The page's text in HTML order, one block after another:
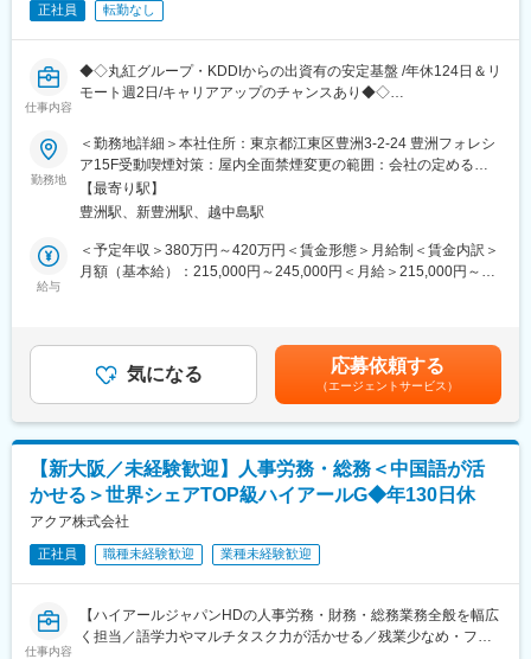
■組織体制
力しながら業務を進めています。フットワーク軽く、主体的に業
務に携わっていただける方を歓迎いたします。
■ポジションの魅力
・採用と労務の両方を経験し、バックオフィスの基礎スキルを幅
広く習得可能。キャリアの幅を広げたい方におすすめのポジショ
ンです。
ており、希望や適性に応じて、制度構築や業務改善にも関わるチ
ャンスもございます。
当社は住宅向けIoT製品を自社開発する統合型IoTメーカーです。
ソフト・ハード・サーバーを一貫開発する希少な体制により、企
画から提供までを自社で完結。スピーディかつ柔軟なサービス提
供を強みに、住宅×IoT領域で成長を続けています。
変更の範囲：会社の定める業務
正社員 転勤なし
仕事内容
◆◇丸紅グループ・KDDIからの出資有の安定基盤 /年休124日＆リ
モート週2日/キャリアアップのチャンスあり◆◇
■職務内容：人事総務部にて、給与計算の業務をお任せいたしま
す。
現在主担当2名（30代女性）で業務にあたっており、一緒に給与
計算の業務を行っていただきます。
＜業務詳細＞
・勤怠データの収集・確認・修正
・給与計算ソフトへのデータ入力・更新
・給与明細の作成・配布準備
※1日に対応する給与計算や勤怠データのチェックは約30件程度を
想定しております。
※基本的には主担当として業務を進めていただきます。
・残業：20時間程度 ※繁閑による
・リモートワーク：週2日可能
・本ポジションは増員での募集となります。
■キャリアパス：
入社後一定期間は、先輩社員のアシスタントとしての業務をお任
任せしていくことも可能です！
勤務地
＜勤務地詳細＞本社住所：東京都江東区豊洲3-2-24 豊洲フォレシ
ア15F受動喫煙対策：屋内全面禁煙変更の範囲：会社の定める事
業所（リモートワーク含む）
【最寄り駅】
豊洲駅、新豊洲駅、越中島駅
給与
＜予定年収＞380万円～420万円＜賃金形態＞月給制＜賃金内訳＞
月額（基本給）：215,000円～245,000円＜月給＞215,000円～
目安の金額であり、選考を通じて上下する可能性があります。月
給(月額)は固定手当を含めた表記です。
気になる 応募依頼する
（エージェントサービス）
【新大阪／未経験歓迎】人事労務・総務＜中国語が活
かせる＞世界シェアTOP級ハイアールG◆年130日休
アクア株式会社
正社員 職種未経験歓迎 業種未経験歓迎
仕事内容
【ハイアールジャパンHDの人事労務・財務・総務業務全般を幅広
く担当／語学力やマルチタスク力が活かせる／残業少なめ・フレ